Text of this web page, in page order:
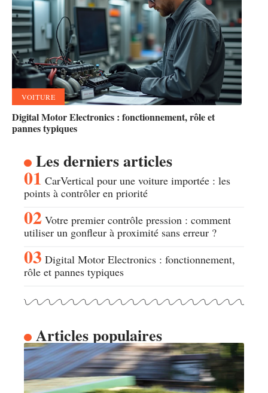
VOITURE
Digital Motor Electronics : fonctionnement, rôle et
pannes typiques
Les derniers articles
CarVertical pour une voiture importée : les
points à contrôler en priorité
Votre premier contrôle pression : comment
utiliser un gonfleur à proximité sans erreur ?
Digital Motor Electronics : fonctionnement,
rôle et pannes typiques
Articles populaires